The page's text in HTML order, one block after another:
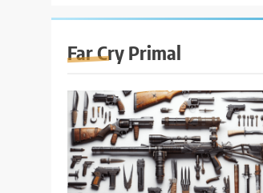
Far Cry Primal